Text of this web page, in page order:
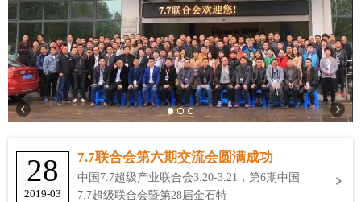
28
2019-03
7.7联合会第六期交流会圆满成功
中国7.7超级产业联合会3.20-3.21，第6期中国
7.7超级联合会暨第28届金石特